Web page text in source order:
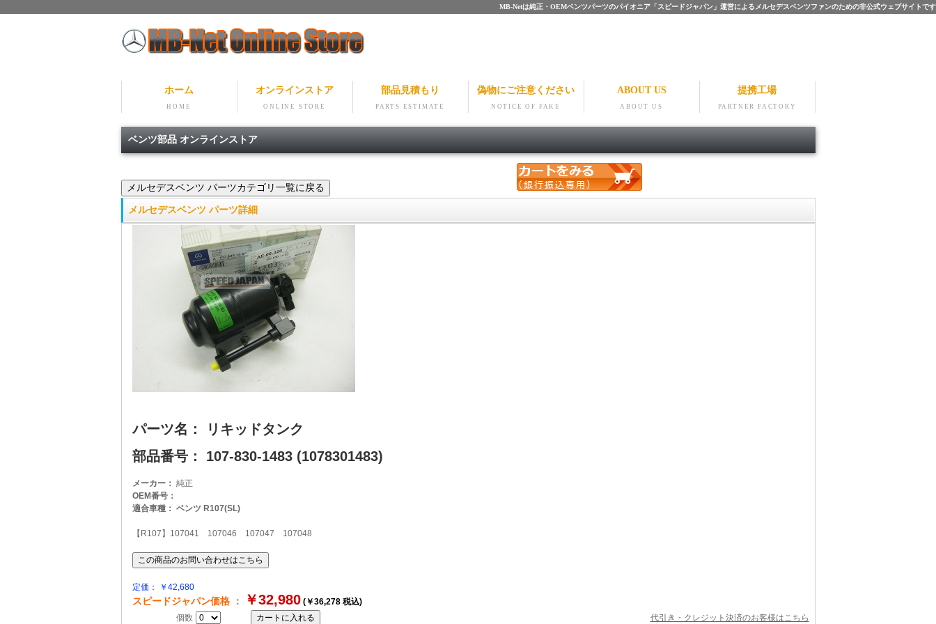
MB-Netは純正・OEMベンツパーツのパイオニア「スピードジャパン」運営によるメルセデスベンツファンのための非公式ウェブサイトです
ホーム
HOME
オンラインストア
ONLINE STORE
部品見積もり
PARTS ESTIMATE
偽物にご注意ください
NOTICE OF FAKE
ABOUT US
ABOUT US
提携工場
PARTNER FACTORY
ベンツ部品 オンラインストア
メルセデスベンツ パーツ詳細
パーツ名： リキッドタンク
部品番号： 107-830-1483 (1078301483)
メーカー： 純正
OEM番号：
適合車種： ベンツ R107(SL)
【R107】107041 107046 107047 107048
定価： ￥42,680
スピードジャパン価格 ： ￥32,980(￥36,278 税込)
個数
代引き・クレジット決済のお客様はこちら